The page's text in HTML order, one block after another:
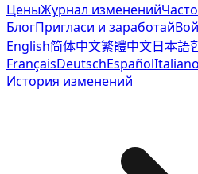
ЦеныЖурнал изменений
БлогПригласи и заработай
English简体中文繁體中文日本語
FrançaisDeutschEspañolItaliano
История изменений